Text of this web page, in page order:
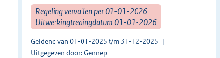
Regeling vervallen per 01-01-2026
Uitwerkingtredingdatum 01-01-2026
Geldend van 01-01-2025 t/m 31-12-2025
Uitgegeven door: Gennep